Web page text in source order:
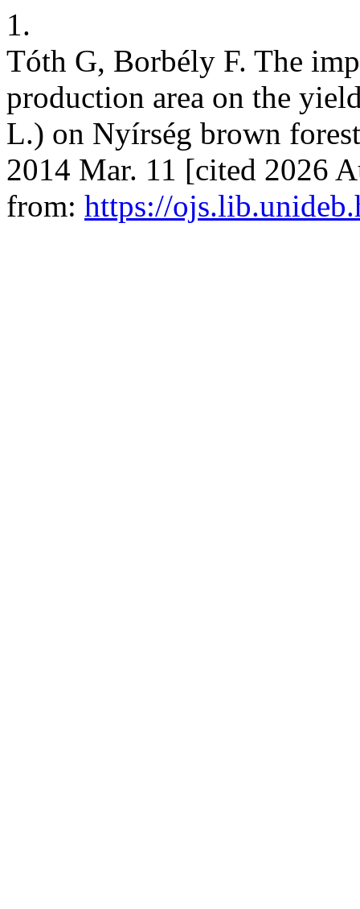
1.
Tóth G, Borbély F. The
production area on the
L.) on Nyírség brown
2014 Mar. 11 [cited 2026
from: https://